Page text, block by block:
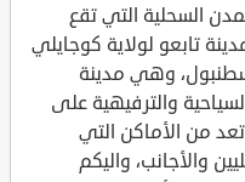
السحلية التي تقع
تابعو لولاية كوجايلي
وهي مدينة
والترفيهية على
من الأماكن التي
والأجانب، واليكم